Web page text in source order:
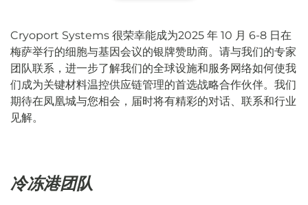
Cryoport Systems 很荣幸能成为2025 年 10 月 6-8 日在
梅萨举行的细胞与基因会议的银牌赞助商。请与我们的专家
团队联系，进一步了解我们的全球设施和服务网络如何使我
们成为关键材料温控供应链管理的首选战略合作伙伴。我们
期待在凤凰城与您相会，届时将有精彩的对话、联系和行业
见解。
冷冻港团队